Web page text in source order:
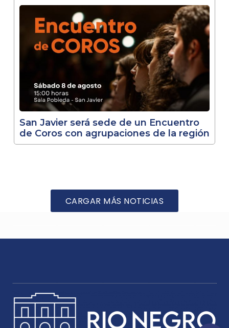
San Javier será sede de un Encuentro
de Coros con agrupaciones de la región
CARGAR MÁS NOTICIAS